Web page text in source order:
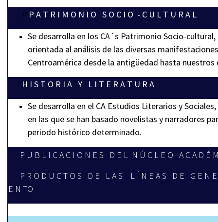
P P A T R I M O N I O S O C I O - C U L T U R A L
Se desarrolla en los CA´s Patrimonio Socio-
orientada al análisis de las diversas
Centroamérica desde la antigüedad hasta nuestros
H I S T O R I A Y L I T E R A T U R A
Se desarrolla en el CA Estudios Literarios y
en las que se han basado novelistas y narradores
periodo histórico determinado.
P U B L I C A C I O N E S D E L N Ú C L E O A C A D
P R O D U C T O S D E L A S L Í N E A S D E G E N
E N TO